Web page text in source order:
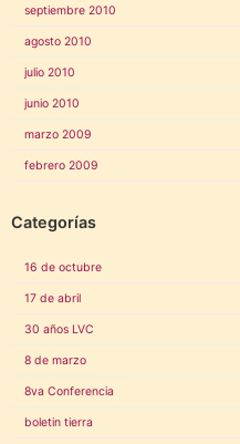
septiembre 2010
agosto 2010
julio 2010
junio 2010
marzo 2009
febrero 2009
Categorías
16 de octubre
17 de abril
30 años LVC
8 de marzo
8va Conferencia
boletin tierra